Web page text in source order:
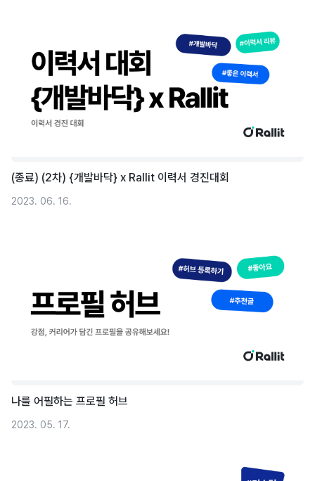
(종료) (2차) {개발바닥} x Rallit 이력서 경진대회
2023. 06. 16.
나를 어필하는 프로필 허브
2023. 05. 17.